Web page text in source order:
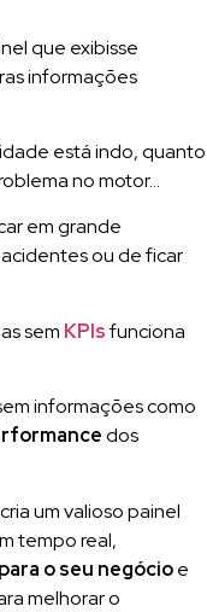
que exibisse
informações
está indo, quanto
no motor…
em grande
ou de ficar
sem KPIsfunciona
informações como
dos
um valioso painel
tempo real,
o seu negócioe
melhorar o